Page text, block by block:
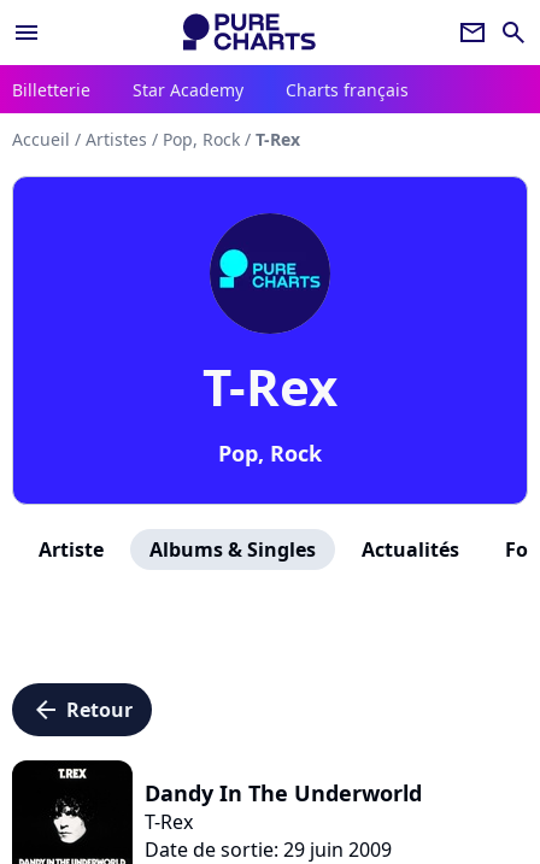
menu newsletter search
Billetterie Star Academy Charts français
Accueil / Artistes / Pop, Rock / T-Rex
T-Rex
Pop, Rock
Artiste Albums & Singles Actualités
arrow_left Retour
Dandy In The Underworld
T-Rex
Date de sortie: 29 juin 2009